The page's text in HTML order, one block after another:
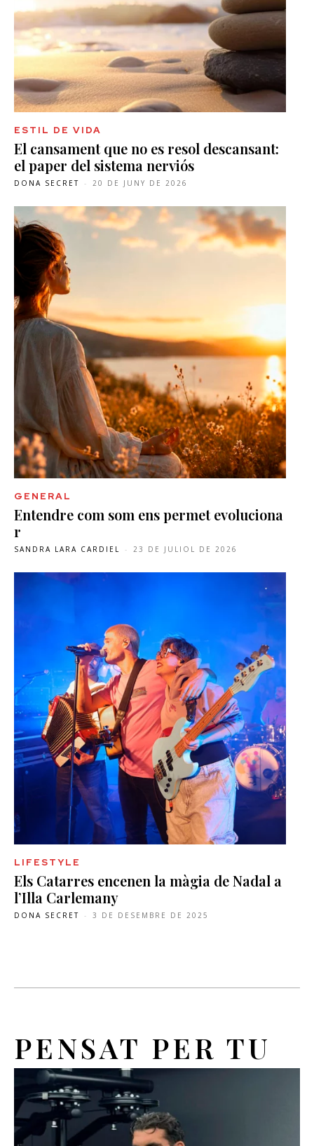
ESTIL DE VIDA
El cansament que no es resol descansant:
el paper del sistema nerviós
DONA SECRET - 20 DE JUNY DE 2026
GENERAL
Entendre com som ens permet evoluciona
r
SANDRA LARA CARDIEL - 23 DE JULIOL DE 2026
LIFESTYLE
Els Catarres encenen la màgia de Nadal a
l’Illa Carlemany
DONA SECRET - 3 DE DESEMBRE DE 2025
PENSAT PER TU